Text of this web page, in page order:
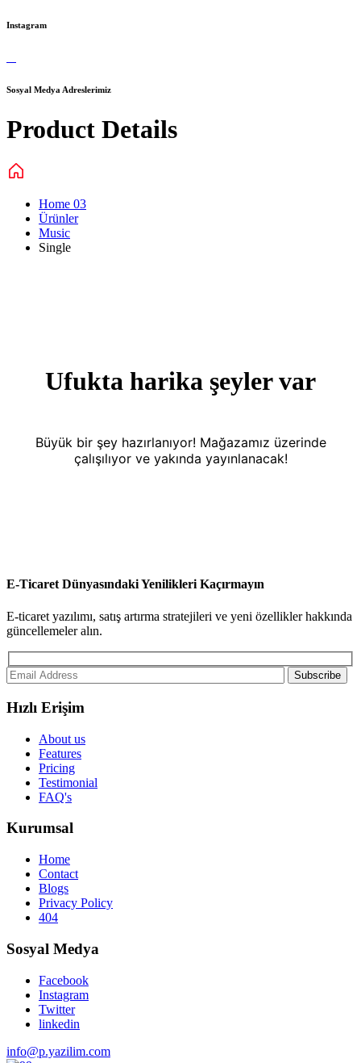
Instagram
Sosyal Medya Adreslerimiz
Product Details
Home 03
Ürünler
Music
Single
Ufukta harika şeyler var
Büyük bir şey hazırlanıyor! Mağazamız üzerinde
çalışılıyor ve yakında yayınlanacak!
E-Ticaret Dünyasındaki Yenilikleri Kaçırmayın
E-ticaret yazılımı, satış artırma stratejileri ve yeni özellikler hakkında
güncellemeler alın.
Subscribe
Hızlı Erişim
About us
Features
Pricing
Testimonial
FAQ's
Kurumsal
Home
Contact
Blogs
Privacy Policy
404
Sosyal Medya
Facebook
Instagram
Twitter
linkedin
info@p.yazilim.com